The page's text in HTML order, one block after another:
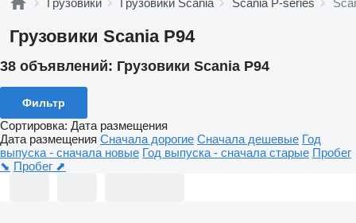
Грузовики Грузовики Scania Scania P-series
Грузовики Scania P94
38 объявлений: Грузовики Scania P94
Фильтр
Сортировка: Дата размещения
Дата размещения Сначала дорогие Сначала дешевые Год
выпуска - сначала новые Год выпуска - сначала старые Пробег
⬊ Пробег ⬈